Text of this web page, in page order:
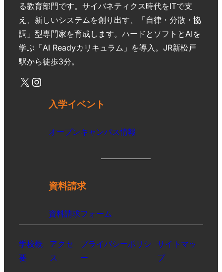
る教育部門です。サイバネティクス時代をITで支
え、新しいシステムを創り出す、「自律・分散・協
調」型専門家を育成します。ハードとソフトとAIを
学ぶ「AI Readyカリキュラム」を導入。JR新松戸
駅から徒歩3分。
入学イベント
オープンキャンパス情報
資料請求
資料請求フォーム
学校概
要
アクセ
ス
プライバシーポリシ
ー
サイトマッ
プ